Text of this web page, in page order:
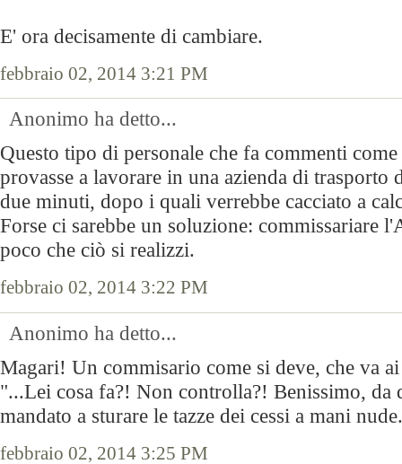
E' ora decisamente di cambiare.
febbraio 02, 2014 3:21 PM
Anonimo ha detto...
Questo tipo di personale che fa commenti
provasse a lavorare in una azienda di trasporto
due minuti, dopo i quali verrebbe cacciato a
Forse ci sarebbe un soluzione: commissariare
poco che ciò si realizzi.
febbraio 02, 2014 3:22 PM
Anonimo ha detto...
Magari! Un commisario come si deve, che va
"...Lei cosa fa?! Non controlla?! Benissimo, da
mandato a sturare le tazze dei cessi a mani
febbraio 02, 2014 3:25 PM